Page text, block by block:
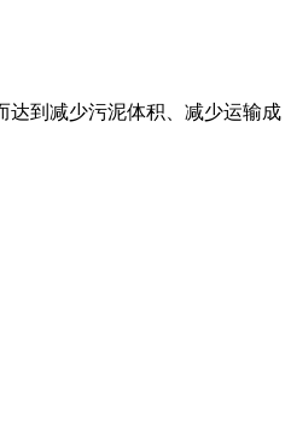
达到减少污泥体积、减少运输成